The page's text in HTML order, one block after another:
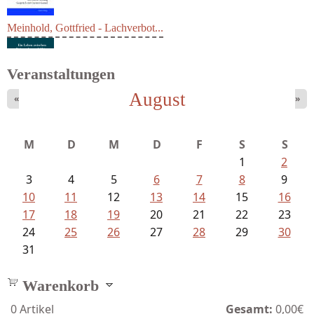
Meinhold, Gottfried - Lachverbot...
Veranstaltungen
August
« »
M D M D F S
S
1
2
3
4 5 6 7 8
9
10
11 12 13 14 15
16
17
18 19 20 21 22
23
24
25 26 27 28 29
30
31
Warenkorb
0Artikel Gesamt: 0,00€